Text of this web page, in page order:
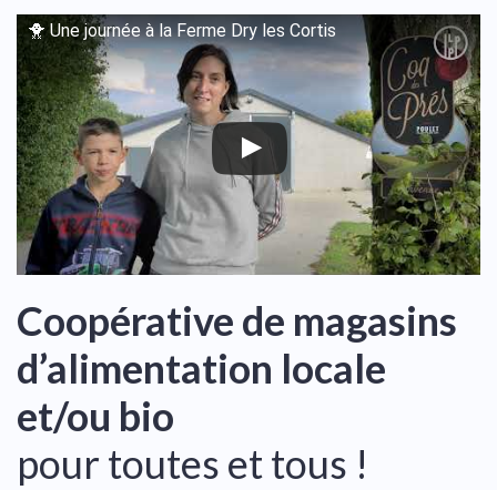
🐥 Une journée à la Ferme Dry les Cortis
Coopérative de magasins
d’alimentation locale
et/ou bio
pour toutes et tous !